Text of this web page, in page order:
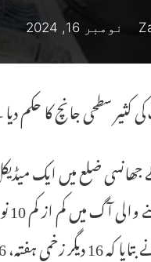
نومبر 16, 2024
سطحی جانچ کا حکم
ضلع میں ایک